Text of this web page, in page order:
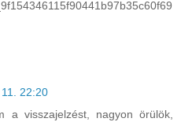
22:20
a visszajelzést, nagyon örülök,